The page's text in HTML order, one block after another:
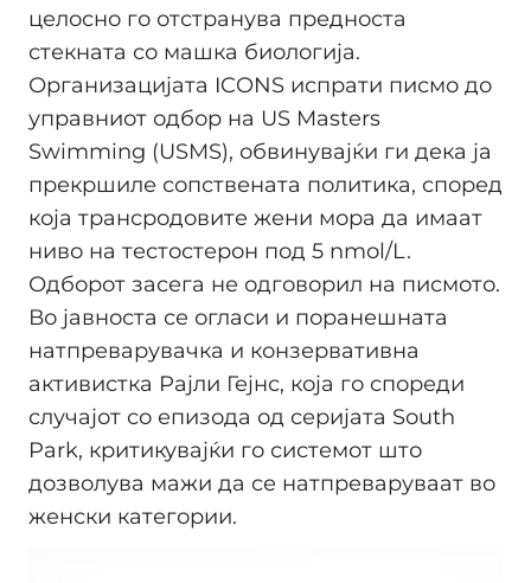
целосно го отстранува предноста
стекната со машка биологија.
Организацијата ICONS испрати писмо до
управниот одбор на US Masters
Swimming (USMS), обвинувајќи ги дека ја
прекршиле сопствената политика, според
која трансродовите жени мора да имаат
ниво на тестостерон под 5 nmol/L.
Одборот засега не одговорил на писмото.
Во јавноста се огласи и поранешната
натпреварувачка и конзервативна
активистка Рајли Гејнс, која го спореди
случајот со епизода од серијата South
Park, критикувајќи го системот што
дозволува мажи да се натпреваруваат во
женски категории.